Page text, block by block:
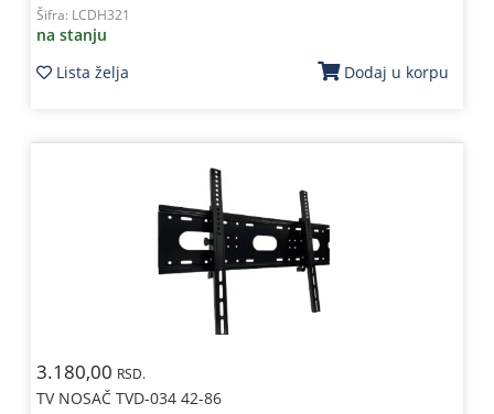
Šifra: LCDH321
na stanju
Lista želja
Dodaj u korpu
3.180,00 RSD.
TV NOSAČ TVD-034 42-86